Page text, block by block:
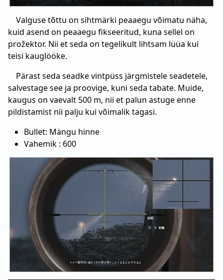
Valguse tõttu on sihtmärki peaaegu võimatu näha,
kuid asend on peaaegu fikseeritud, kuna sellel on
prožektor. Nii et seda on tegelikult lihtsam lüüa kui
teisi kauglööke.
Pärast seda seadke vintpüss järgmistele seadetele,
salvestage see ja proovige, kuni seda tabate. Muide,
kaugus on vaevalt 500 m, nii et palun astuge enne
pildistamist nii palju kui võimalik tagasi.
Bullet: Mängu hinne
Vahemik : 600